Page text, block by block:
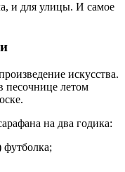
и для улицы. И самое
искусства.
песочнице летом
на два годика:
футболка;